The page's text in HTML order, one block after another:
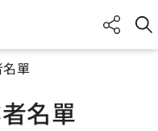
單
名單